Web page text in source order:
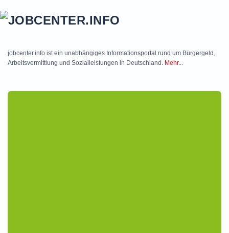
jobcenter.info ist ein unabhängiges Informationsportal rund um Bürgergeld,
Arbeitsvermittlung und Sozialleistungen in Deutschland. Mehr...